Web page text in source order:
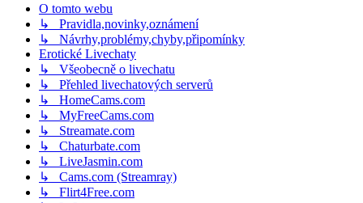
O tomto webu
↳ Pravidla,novinky,oznámení
↳ Návrhy,problémy,chyby,připomínky
Erotické Livechaty
↳ Všeobecně o livechatu
↳ Přehled livechatových serverů
↳ HomeCams.com
↳ MyFreeCams.com
↳ Streamate.com
↳ Chaturbate.com
↳ LiveJasmin.com
↳ Cams.com (Streamray)
↳ Flirt4Free.com